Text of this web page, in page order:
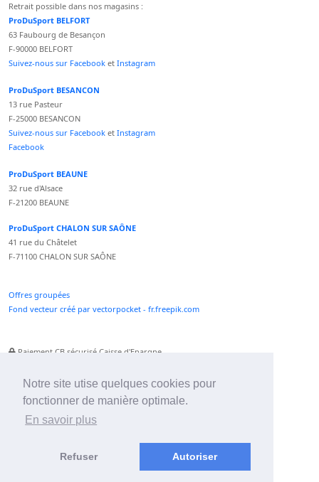
Notre site utise quelques cookies pour
fonctionner de manière optimale.
En savoir plus
Refuser Autoriser
Retrait possible dans nos magasins :
ProDuSport BELFORT
63 Faubourg de Besançon
F-90000 BELFORT
Suivez-nous sur Facebook et Instagram
ProDuSport BESANCON
13 rue Pasteur
F-25000 BESANCON
Suivez-nous sur Facebook et Instagram
Facebook
ProDuSport BEAUNE
32 rue d'Alsace
F-21200 BEAUNE
ProDuSport CHALON SUR SAÔNE
41 rue du Châtelet
F-71100 CHALON SUR SAÔNE
Offres groupées
Fond vecteur créé par vectorpocket - fr.freepik.com
Paiement CB sécurisé Caisse d'Epargne
Paiement Paypal accepté